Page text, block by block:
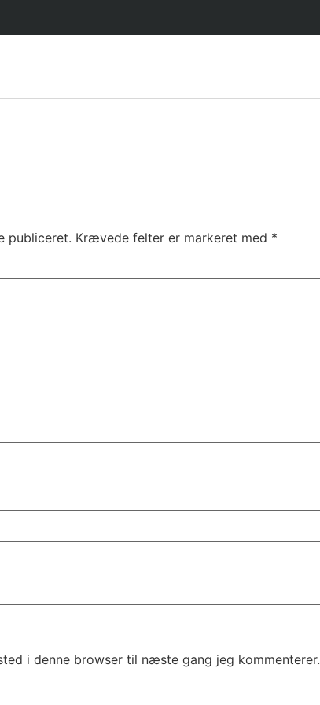
publiceret. Krævede felter er markeret med *
i denne browser til næste gang jeg kommenterer.